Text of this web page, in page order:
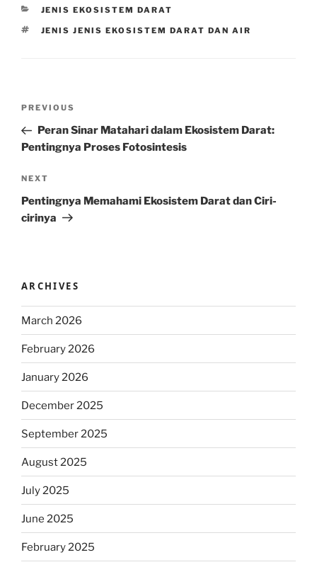
CATEGORIES
JENIS EKOSISTEM DARAT
TAGS
JENIS JENIS EKOSISTEM DARAT DAN AIR
Previous
Post
PREVIOUS
Peran Sinar Matahari dalam Ekosistem Darat:
Pentingnya Proses Fotosintesis
Next
Post
NEXT
Pentingnya Memahami Ekosistem Darat dan Ciri-
cirinya
ARCHIVES
March 2026
February 2026
January 2026
December 2025
September 2025
August 2025
July 2025
June 2025
February 2025